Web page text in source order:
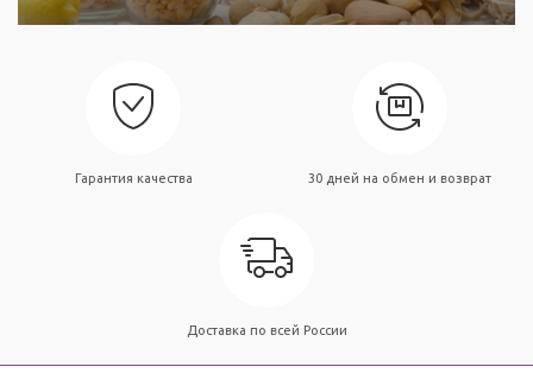
Гарантия качества 30 дней на обмен и возврат
Доставка по всей России